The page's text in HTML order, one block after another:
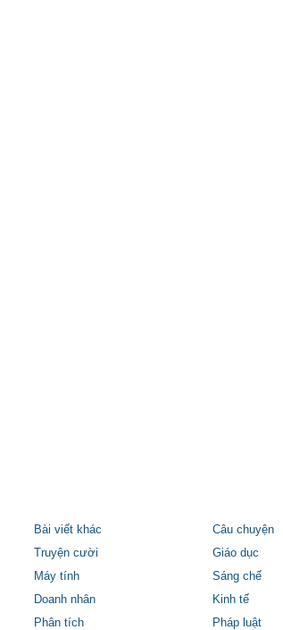
Bài viết khác Câu chuyện
Truyện cười Giáo dục
Máy tính Sáng chế
Doanh nhân Kinh tế
Phân tích Pháp luật